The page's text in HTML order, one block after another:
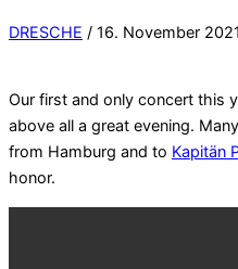
DRESCHE / 16. November 2021
Our first and only concert this
above all a great evening.
from Hamburg and to Kapitän
honor.